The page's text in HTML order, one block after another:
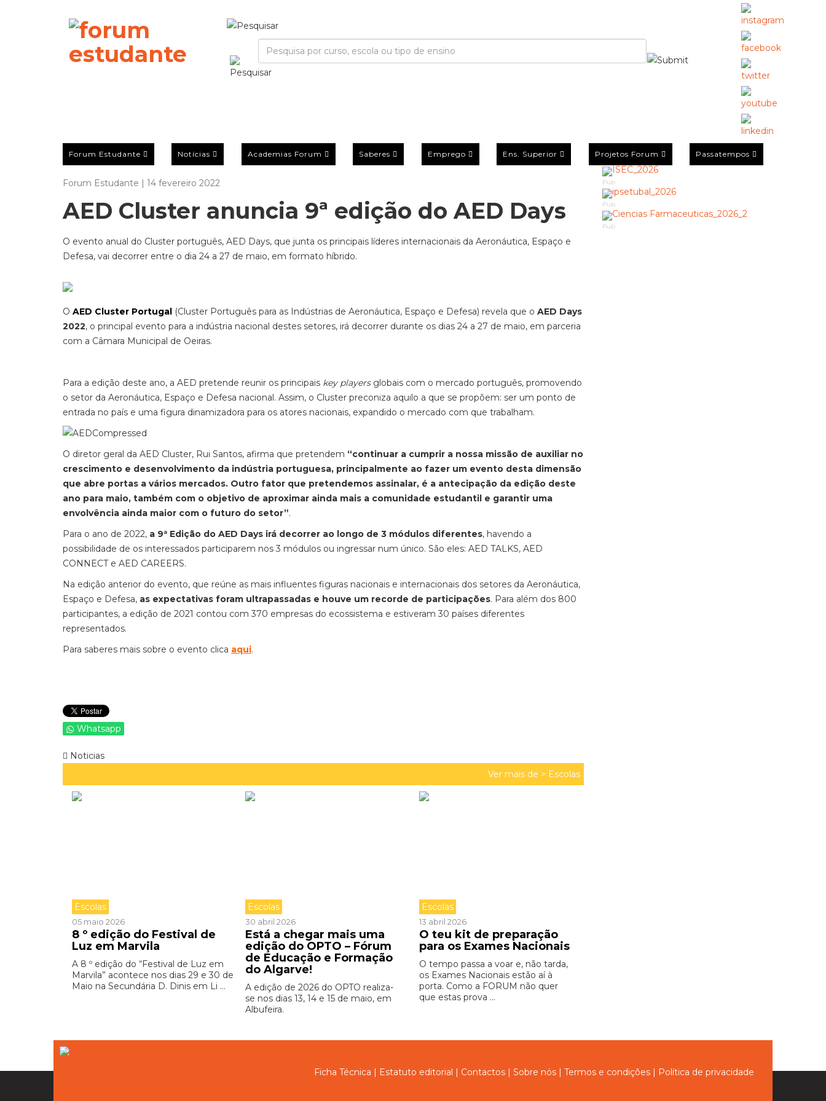
Forum Estudante Notícias Academias Forum Saberes Emprego Ens. Superior Projetos Forum Passatempos
Forum Estudante | 14 fevereiro 2022
AED Cluster anuncia 9ª edição do AED Days
O evento anual do Cluster português, AED Days, que junta os principais líderes internacionais da Aeronáutica, Espaço e
Defesa, vai decorrer entre o dia 24 a 27 de maio, em formato híbrido.
O AED Cluster Portugal (Cluster Português para as Indústrias de Aeronáutica, Espaço e Defesa) revela que o AED Days
2022, o principal evento para a indústria nacional destes setores, irá decorrer durante os dias 24 a 27 de maio, em parceria
com a Câmara Municipal de Oeiras.
Para a edição deste ano, a AED pretende reunir os principais key players globais com o mercado português, promovendo
o setor da Aeronáutica, Espaço e Defesa nacional. Assim, o Cluster preconiza aquilo a que se propõem: ser um ponto de
entrada no país e uma figura dinamizadora para os atores nacionais, expandido o mercado com que trabalham.
O diretor geral da AED Cluster, Rui Santos, afirma que pretendem “continuar a cumprir a nossa missão de auxiliar no
crescimento e desenvolvimento da indústria portuguesa, principalmente ao fazer um evento desta dimensão
que abre portas a vários mercados. Outro fator que pretendemos assinalar, é a antecipação da edição deste
ano para maio, também com o objetivo de aproximar ainda mais a comunidade estudantil e garantir uma
envolvência ainda maior com o futuro do setor”.
Para o ano de 2022, a 9ª Edição do AED Days irá decorrer ao longo de 3 módulos diferentes, havendo a
possibilidade de os interessados participarem nos 3 módulos ou ingressar num único. São eles: AED TALKS, AED
CONNECT e AED CAREERS.
Na edição anterior do evento, que reúne as mais influentes figuras nacionais e internacionais dos setores da Aeronáutica,
Espaço e Defesa, as expectativas foram ultrapassadas e houve um recorde de participações. Para além dos 800
participantes, a edição de 2021 contou com 370 empresas do ecossistema e estiveram 30 países diferentes
representados.
Para saberes mais sobre o evento clica aqui.
Whatsapp
Noticias
Ver mais de > Escolas
Escolas
05 maio 2026
8 º edição do Festival de
Luz em Marvila
A 8 º edição do “Festival de Luz em
Marvila” acontece nos dias 29 e 30 de
Maio na Secundária D. Dinis em Li ...
Escolas
30 abril 2026
Está a chegar mais uma
edição do OPTO – Fórum
de Educação e Formação
do Algarve!
A edição de 2026 do OPTO realiza-
se nos dias 13, 14 e 15 de maio, em
Albufeira.
Escolas
13 abril 2026
O teu kit de preparação
para os Exames Nacionais
O tempo passa a voar e, não tarda,
os Exames Nacionais estão aí à
porta. Como a FORUM não quer
que estas prova ...
Pub
Pub
Pub
Ficha Técnica | Estatuto editorial | Contactos | Sobre nós | Termos e condições | Política de privacidade